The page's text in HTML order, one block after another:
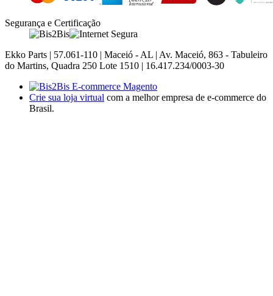
Segurança e Certificação
Ekko Parts | 57.061-110 | Maceió - AL | Av. Maceió, 863 - Tabuleiro
do Martins, Quadra 250 Lote 1510 | 16.417.234/0003-30
Crie sua loja virtual com a melhor empresa de e-commerce do
Brasil.